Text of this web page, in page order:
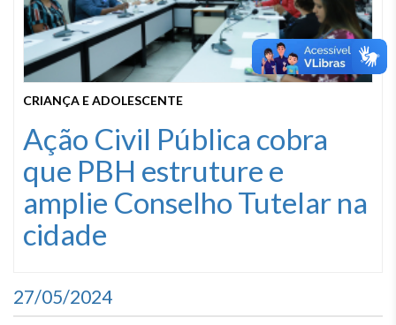
CRIANÇA E ADOLESCENTE
Ação Civil Pública cobra
que PBH estruture e
amplie Conselho Tutelar na
cidade
27/05/2024